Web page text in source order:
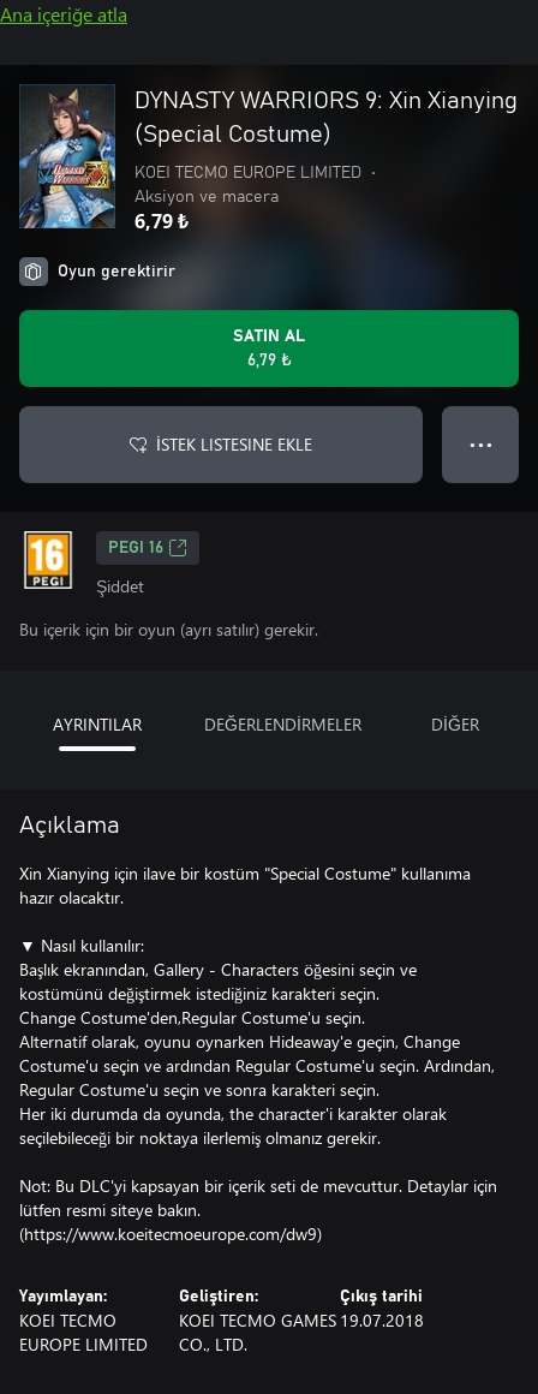
Ana içeriğe atla
DYNASTY WARRIORS 9: Xin Xianying
(Special Costume)
KOEI TECMO EUROPE LIMITED
•
Aksiyon ve macera
6,79 ₺
Oyun gerektirir
SATIN AL
6,79 ₺
İSTEK LISTESINE EKLE ● ● ●
PEGI 16
Şiddet
Bu içerik için bir oyun (ayrı satılır) gerekir.
AYRINTILAR DEĞERLENDİRMELER DİĞER
Açıklama
Xin Xianying için ilave bir kostüm "Special Costume" kullanıma
hazır olacaktır.
▼ Nasıl kullanılır:
Başlık ekranından, Gallery - Characters öğesini seçin ve
kostümünü değiştirmek istediğiniz karakteri seçin.
Change Costume'den,Regular Costume'u seçin.
Alternatif olarak, oyunu oynarken Hideaway'e geçin, Change
Costume'u seçin ve ardından Regular Costume'u seçin. Ardından,
Regular Costume'u seçin ve sonra karakteri seçin.
Her iki durumda da oyunda, the character'i karakter olarak
seçilebileceği bir noktaya ilerlemiş olmanız gerekir.
Not: Bu DLC'yi kapsayan bir içerik seti de mevcuttur. Detaylar için
lütfen resmi siteye bakın.
(https://www.koeitecmoeurope.com/dw9)
Yayımlayan:
KOEI TECMO
EUROPE LIMITED
Geliştiren:
KOEI TECMO GAMES
CO., LTD.
Çıkış tarihi
19.07.2018